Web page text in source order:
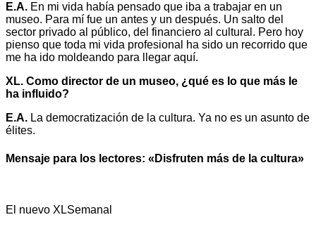
E.A. En mi vida había pensado que iba a trabajar en un
museo. Para mí fue un antes y un después. Un salto del
sector privado al público, del financiero al cultural. Pero hoy
pienso que toda mi vida profesional ha sido un recorrido que
me ha ido moldeando para llegar aquí.
XL. Como director de un museo, ¿qué es lo que más le
ha influido?
E.A. La democratización de la cultura. Ya no es un asunto de
élites.
Mensaje para los lectores: «Disfruten más de la cultura»
El nuevo XLSemanal